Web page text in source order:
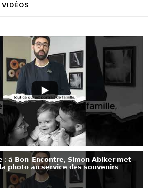
: 𝗮̀ 𝗕𝗼𝗻-𝗘𝗻𝗰𝗼𝗻𝘁𝗿𝗲, 𝗦𝗶𝗺𝗼𝗻 𝗔𝗯𝗶𝗸𝗲𝗿 𝗺𝗲𝘁
𝗽𝗵𝗼𝘁𝗼 𝗮𝘂 𝘀𝗲𝗿𝘃𝗶𝗰𝗲 𝗱𝗲𝘀 𝘀𝗼𝘂𝘃𝗲𝗻𝗶𝗿𝘀